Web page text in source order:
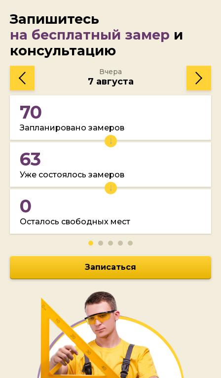
Запишитесь
на бесплатный замер и
консультацию
Вчера
7 августа
70
Запланировано замеров
63
Уже состоялось замеров
0
Осталось свободных мест
Записаться